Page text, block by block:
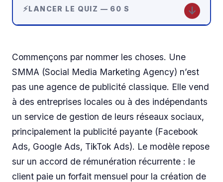
LANCER LE QUIZ — 60 S ↓
Commençons par nommer les choses. Une
SMMA (Social Media Marketing Agency) n’est
pas une agence de publicité classique. Elle vend
à des entreprises locales ou à des indépendants
un service de gestion de leurs réseaux sociaux,
principalement la publicité payante (Facebook
Ads, Google Ads, TikTok Ads). Le modèle repose
sur un accord de rémunération récurrente : le
client paie un forfait mensuel pour la création de